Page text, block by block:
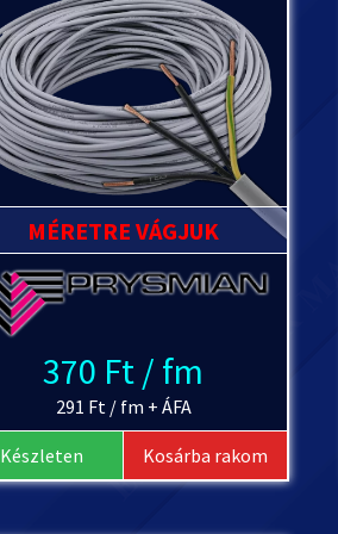
MÉRETRE VÁGJUK
370 Ft / fm
291 Ft / fm + ÁFA
Készleten Kosárba rakom